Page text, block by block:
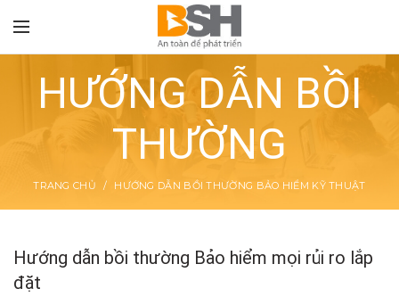
HƯỚNG DẪN BỒI
THƯỜNG
TRANG CHỦ HƯỚNG DẪN BỒI THƯỜNG BẢO HIỂM KỸ THUẬT
Hướng dẫn bồi thường Bảo hiểm mọi rủi ro lắp
đặt